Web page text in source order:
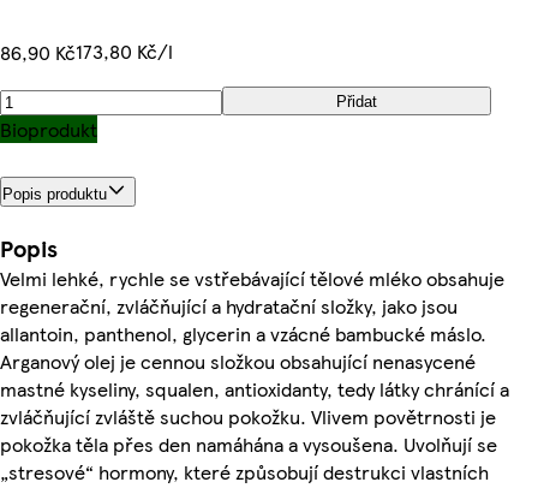
86,90 Kč173,80 Kč/l
Přidat
Bioprodukt
Popis produktu
Popis
Velmi lehké, rychle se vstřebávající tělové mléko obsahuje
regenerační, zvláčňující a hydratační složky, jako jsou
allantoin, panthenol, glycerin a vzácné bambucké máslo.
Arganový olej je cennou složkou obsahující nenasycené
mastné kyseliny, squalen, antioxidanty, tedy látky chránící a
zvláčňující zvláště suchou pokožku. Vlivem povětrnosti je
pokožka těla přes den namáhána a vysoušena. Uvolňují se
„stresové“ hormony, které způsobují destrukci vlastních